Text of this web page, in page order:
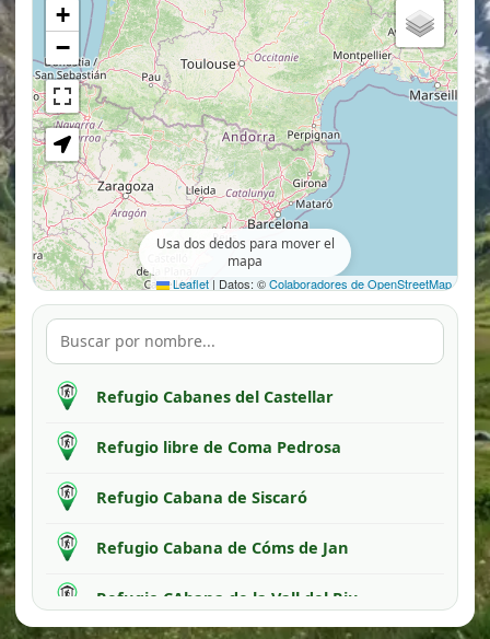
+
−
Leaflet | Datos: ©Colaboradores de OpenStreetMap
Usa dos dedos para mover el
mapa
Refugio Cabanes del Castellar
Refugio libre de Coma Pedrosa
Refugio Cabana de Siscaró
Refugio Cabana de Cóms de Jan
Refugio CAbana de la Vall del Riu